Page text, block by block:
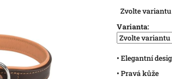
cena:
Zvolte variantu
Varianta:
• Elegantní
• Pravá kůže